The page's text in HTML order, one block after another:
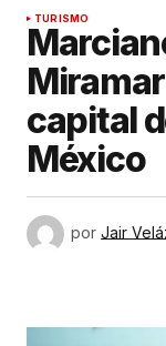
TURISMO
capital
México
por Jair